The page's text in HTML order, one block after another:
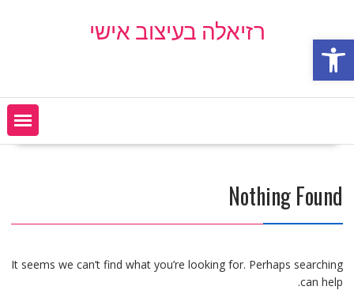
פתח סרגל נגישות
content
רזיאלה בעיצוב אישי
Nothing Found
It seems we can’t find what you’re looking for. Perhaps searching
can help.